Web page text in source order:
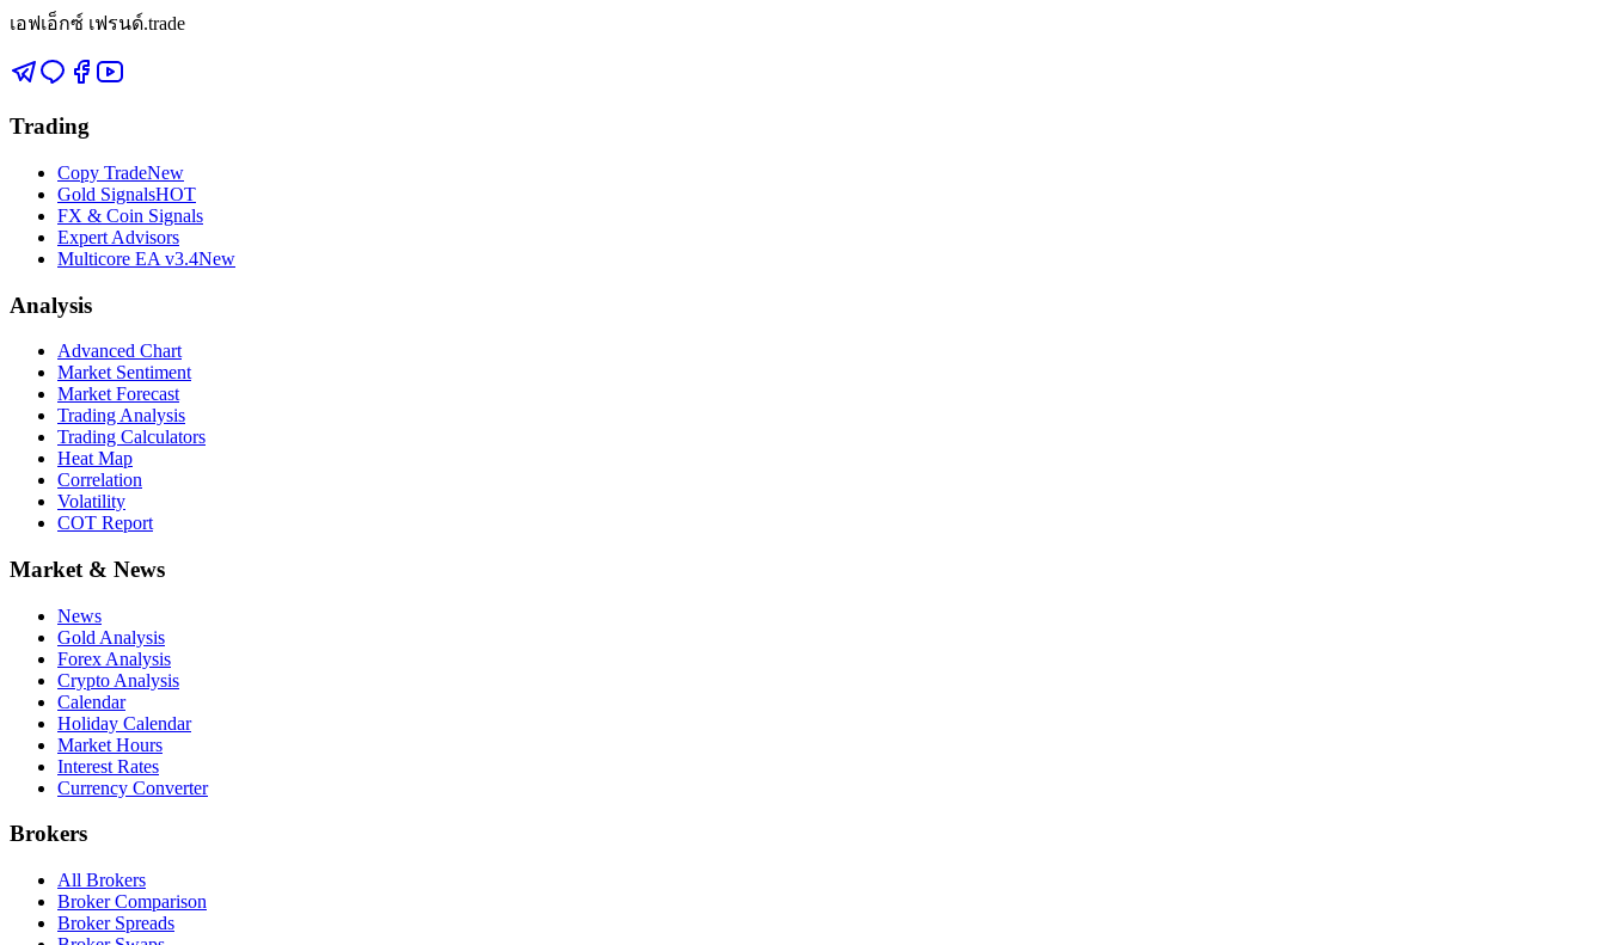
เอฟเอ็กซ์ เฟรนด์.trade
Trading
Copy TradeNew
Gold SignalsHOT
FX & Coin Signals
Expert Advisors
Multicore EA v3.4New
Analysis
Advanced Chart
Market Sentiment
Market Forecast
Trading Analysis
Trading Calculators
Heat Map
Correlation
Volatility
COT Report
Market & News
News
Gold Analysis
Forex Analysis
Crypto Analysis
Calendar
Holiday Calendar
Market Hours
Interest Rates
Currency Converter
Brokers
All Brokers
Broker Comparison
Broker Spreads